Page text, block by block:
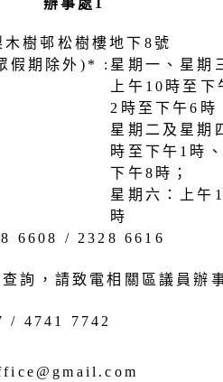
樹邨松樹樓地下8號
假期除外)* : 星期一、星期
上午10時至
2時至下午6時
星期二及星期
時至下午1時
下午8時；
星期六：上午
時
6608 / 2328 6616
詢，請致電相關區議員辦
/ 4741 7742